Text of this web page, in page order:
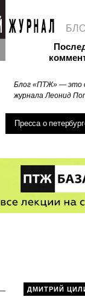
Блог «ПТЖ» — это
журнала Леонид
Пресса о
ДМИТРИЙ